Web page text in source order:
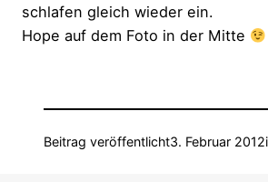
schlafen gleich wieder ein.
Hope auf dem Foto in der Mitte
Beitrag veröffentlicht3. Februar 2012